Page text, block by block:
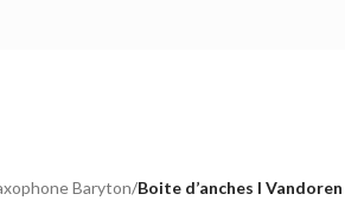
Baryton/Boite d’anches l